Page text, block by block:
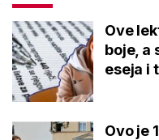
Ove
boje, a
eseja i
Ovo je